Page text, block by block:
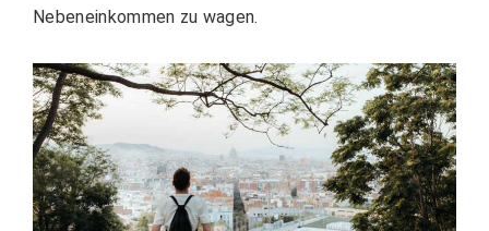
Nebeneinkommen zu wagen.